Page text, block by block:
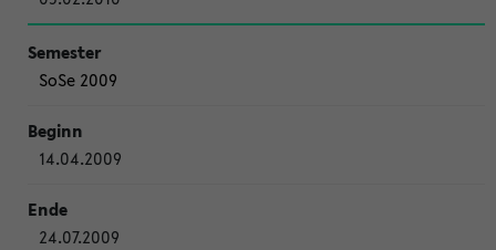
SoSe 2009
14.04.2009
24.07.2009